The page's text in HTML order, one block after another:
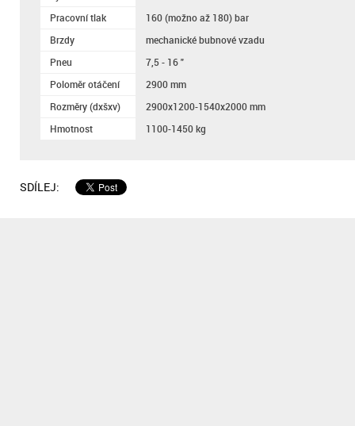
Pracovní tlak
160 (možno až 180) bar
Brzdy
mechanické bubnové vzadu
Pneu
7,5 - 16 "
Poloměr otáčení
2900 mm
Rozměry (dxšxv)
2900x1200-1540x2000 mm
Hmotnost
1100-1450 kg
SDÍLEJ: